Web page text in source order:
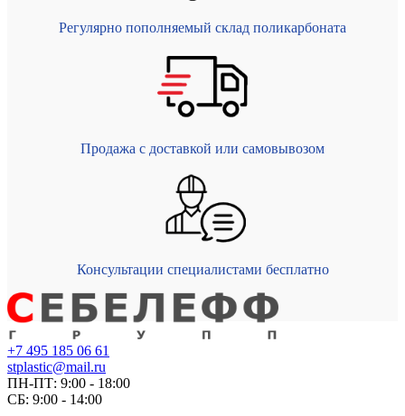
Регулярно пополняемый склад поликарбоната
Продажа с доставкой или самовывозом
Консультации специалистами бесплатно
+7 495 185 06 61
stplastic@mail.ru
ПН-ПТ: 9:00 - 18:00
СБ: 9:00 - 14:00